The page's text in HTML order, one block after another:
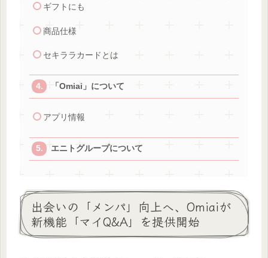
ギフトにも
商品仕様
セキララカードとは
「Omiai」について
アプリ情報
エニトグループについて
出会いの「メンパ」向上へ、Omiaiが
新機能「マイQ&A」を提供開始